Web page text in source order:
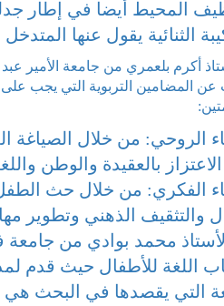
المحيط أيضا في إطار
الثنائية يقول عنها
أكرم بلعمري من جامعة الأمير
المضامين التربوية التي يجب
الروحي: من خلال الصياغة
بالعقيدة والوطن
الفكري: من خلال حث
والتثقيف الذهني وتطوير
الأستاذ محمد بوادي من
اللغة للأطفال حيث قدم
التي يقصدها في البحث